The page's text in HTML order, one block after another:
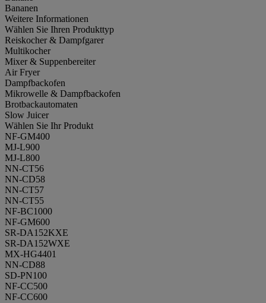
Bananen
Weitere Informationen
Wählen Sie Ihren Produkttyp
Reiskocher & Dampfgarer
Multikocher
Mixer & Suppenbereiter
Air Fryer
Dampfbackofen
Mikrowelle & Dampfbackofen
Brotbackautomaten
Slow Juicer
Wählen Sie Ihr Produkt
NF-GM400
MJ-L900
MJ-L800
NN-CT56
NN-CD58
NN-CT57
NN-CT55
NF-BC1000
NF-GM600
SR-DA152KXE
SR-DA152WXE
MX-HG4401
NN-CD88
SD-PN100
NF-CC500
NF-CC600